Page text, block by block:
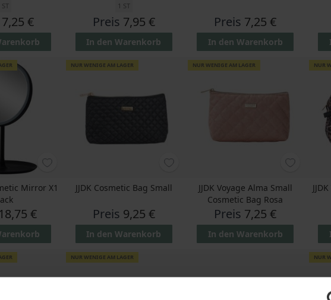
7,25 €
1 ST
Preis 7,95 €
In den Warenkorb
Preis 7,25 €
In den Warenkorb
Mirror X1
€
NUR WENIGE AM LAGER
JJDK Cosmetic Bag Small
Preis 9,25 €
In den Warenkorb
NUR WENIGE AM LAGER
JJDK Voyage Alma Small
Cosmetic Bag Rosa
Preis 7,25 €
In den Warenkorb
NUR
NUR WENIGE AM LAGER NUR